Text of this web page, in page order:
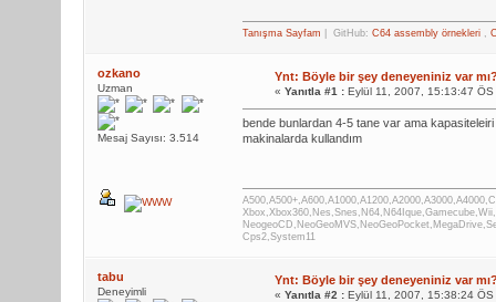
Tanışma Sayfam | GitHub: C64 assembly örnekleri,
ozkano
Uzman
Mesaj Sayısı: 3.514
Ynt: Böyle bir şey deneyeniniz var
« Yanıtla #1 :Eylül 11, 2007, 15:13:47 ÖS
bende bunlardan 4-5 tane var ama
makinalarda kullandım
Cps2,System11
tabu
Deneyimli
Ynt: Böyle bir şey deneyeniniz var
« Yanıtla #2 :Eylül 11, 2007, 15:38:24 ÖS